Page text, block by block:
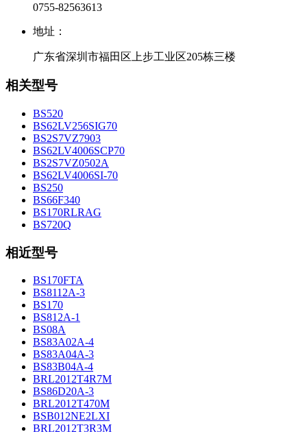
0755-82563613
地址：
广东省深圳市福田区上步工业区205栋三楼
相关型号
BS520
BS62LV256SIG70
BS2S7VZ7903
BS62LV4006SCP70
BS2S7VZ0502A
BS62LV4006SI-70
BS250
BS66F340
BS170RLRAG
BS720Q
相近型号
BS170FTA
BS8112A-3
BS170
BS812A-1
BS08A
BS83A02A-4
BS83A04A-3
BS83B04A-4
BRL2012T4R7M
BS86D20A-3
BRL2012T470M
BSB012NE2LXI
BRL2012T3R3M